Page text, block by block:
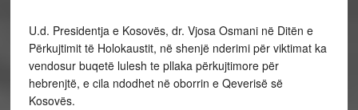
U.d. Presidentja e Kosovës, dr. Vjosa Osmani në Ditën e
Përkujtimit të Holokaustit, në shenjë nderimi për viktimat ka
vendosur buqetë lulesh te pllaka përkujtimore për
hebrenjtë, e cila ndodhet në oborrin e Qeverisë së
Kosovës.